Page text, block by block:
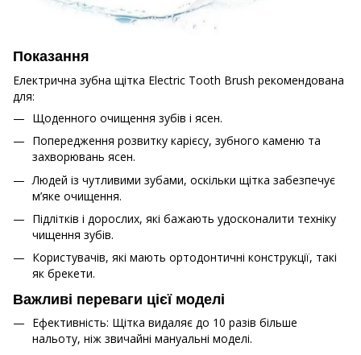
Показання
Електрична зубна щітка Electric Tooth Brush рекомендована
для:
Щоденного очищення зубів і ясен.
Попередження розвитку карієсу, зубного каменю та
захворювань ясен.
Людей із чутливими зубами, оскільки щітка забезпечує
м’яке очищення.
Підлітків і дорослих, які бажають удосконалити техніку
чищення зубів.
Користувачів, які мають ортодонтичні конструкції, такі
як брекети.
Важливі переваги цієї моделі
Ефективність: Щітка видаляє до 10 разів більше
нальоту, ніж звичайні мануальні моделі.